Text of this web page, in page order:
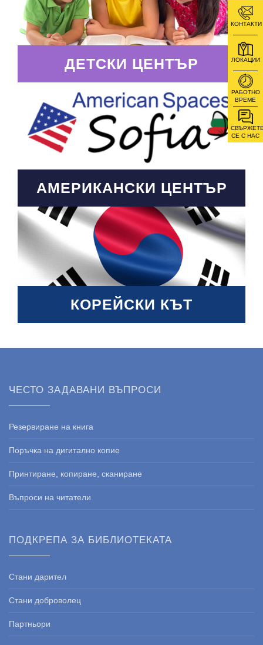
ДЕТСКИ ЦЕНТЪР
АМЕРИКАНСКИ ЦЕНТЪР
КОРЕЙСКИ КЪТ
КОНТАКТИ
ЛОКАЦИИ
РАБОТНО
ВРЕМЕ
СЕ С НАС
ЧЕСТО ЗАДАВАНИ ВЪПРОСИ
Резервиране на книга
Поръчка на дигитално копие
Принтиране, копиране, сканиране
Въпроси на читатели
ПОДКРЕПА ЗА БИБЛИОТЕКАТА
Стани дарител
Стани доброволец
Партньори